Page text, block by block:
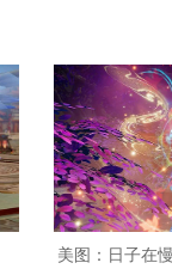
美图：日子在